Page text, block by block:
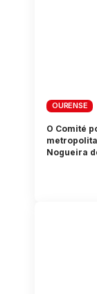
OURENSE
O Comité
Nogueira